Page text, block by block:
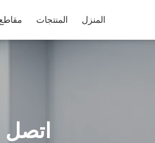
المنزل المنتجات
اتصل